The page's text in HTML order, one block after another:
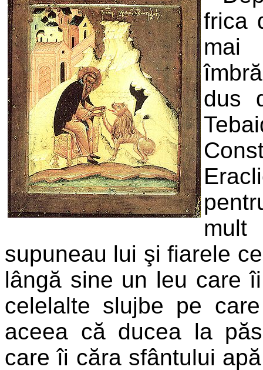
frica
mai
dus
supuneau lui şi fiarele
lângă sine un leu care
celelalte slujbe pe
aceea că ducea la
care îi căra sfântului